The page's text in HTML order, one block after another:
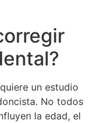
un estudio
No todos
la edad, el